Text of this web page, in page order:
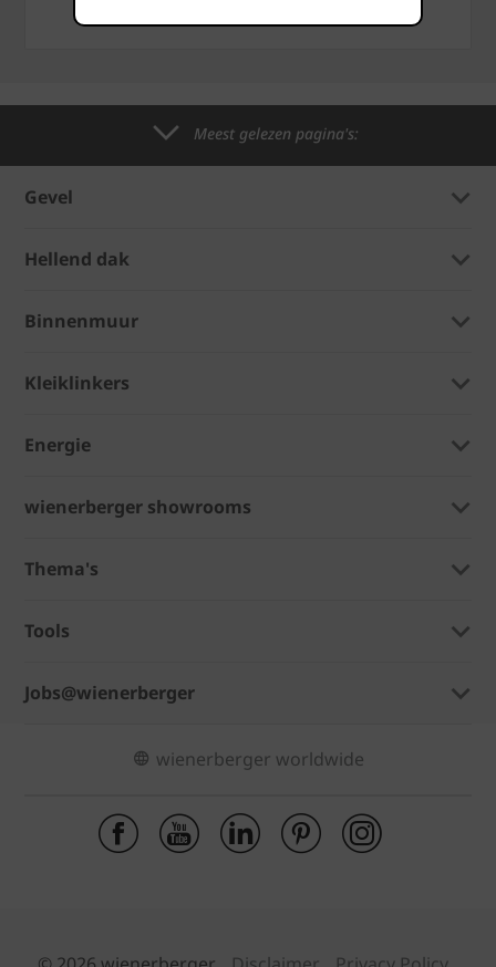
Meest gelezen pagina's:
Gevel
Hellend dak
Binnenmuur
Kleiklinkers
Energie
wienerberger showrooms
Thema's
Tools
Jobs@wienerberger
wienerberger worldwide